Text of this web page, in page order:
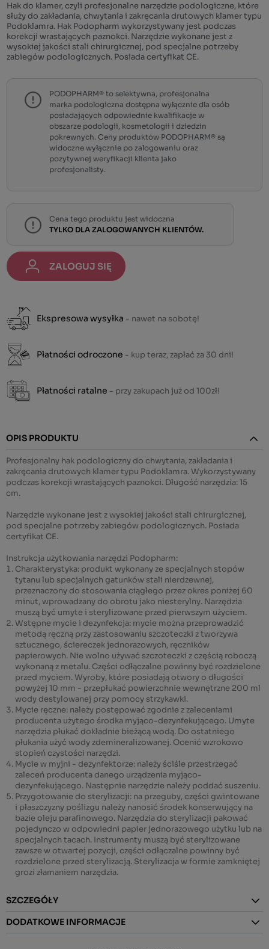
Hak do klamer, czyli profesjonalne narzędzie podologiczne, które
służy do zakładania, chwytania i zakręcania drutowych klamer typu
Podoklamra. Hak Podopharm wykorzystywany jest podczas
korekcji wrastających paznokci. Narzędzie wykonane jest z
wysokiej jakości stali chirurgicznej, pod specjalne potrzeby
zabiegów podologicznych. Posiada certyfikat CE.
PODOPHARM® to selektywna, profesjonalna
marka podologiczna dostępna wyłącznie dla osób
posiadających odpowiednie kwalifikacje w
obszarze podologii, kosmetologii i dziedzin
pokrewnych. Ceny produktów PODOPHARM® są
widoczne wyłącznie po zalogowaniu oraz
pozytywnej weryfikacji klienta jako
profesjonalisty.
Cena tego produktu jest widoczna
TYLKO DLA ZALOGOWANYCH KLIENTÓW.
ZALOGUJ SIĘ
Ekspresowa wysyłka - nawet na sobotę!
Płatności odroczone - kup teraz, zapłać za 30 dni!
Płatności ratalne - przy zakupach już od 100zł!
OPIS PRODUKTU
Profesjonalny hak podologiczny do chwytania, zakładania i
zakręcania drutowych klamer typu Podoklamra. Wykorzystywany
podczas korekcji wrastających paznokci. Długość narzędzia: 15
cm.
Narzędzie wykonane jest z wysokiej jakości stali chirurgicznej,
pod specjalne potrzeby zabiegów podologicznych. Posiada
certyfikat CE.
Instrukcja użytkowania narzędzi Podopharm:
Charakterystyka: produkt wykonany ze specjalnych stopów
tytanu lub specjalnych gatunków stali nierdzewnej,
przeznaczony do stosowania ciągłego przez okres poniżej 60
minut, wprowadzany do obrotu jako niesterylny. Narzędzia
muszą być umyte i sterylizowane przed pierwszym użyciem.
Wstępne mycie i dezynfekcja: mycie można przeprowadzić
metodą ręczną przy zastosowaniu szczoteczki z tworzywa
sztucznego, ściereczek jednorazowych, ręczników
papierowych. Nie wolno używać szczoteczki z częścią roboczą
wykonaną z metalu. Części odłączalne powinny być rozdzielone
przed myciem. Wyroby, które posiadają otwory o długości
powyżej 10 mm - przepłukać powierzchnie wewnętrzne 200 ml
wody destylowanej przy pomocy strzykawki.
Mycie ręczne: należy postępować zgodnie z zaleceniami
producenta użytego środka myjąco-dezynfekującego. Umyte
narzędzia płukać dokładnie bieżącą wodą. Do ostatniego
płukania użyć wody zdemineralizowanej. Ocenić wzrokowo
stopień czystości narzędzi.
Mycie w myjni - dezynfektorze: należy ściśle przestrzegać
zaleceń producenta danego urządzenia myjąco-
dezynfekującego. Następnie narzędzie należy poddać suszeniu.
Przygotowanie do sterylizacji: na przeguby, części gwintowane
i płaszczyzny poślizgu należy nanosić środek konserwujący na
bazie oleju parafinowego. Narzędzia do sterylizacji pakować
pojedynczo w odpowiedni papier jednorazowego użytku lub na
specjalnych tacach. Instrumenty muszą być sterylizowane
zawsze w otwartej pozycji, części odłączalne powinny być
rozdzielone przed sterylizacją. Sterylizacja w formie zamkniętej
grozi złamaniem narzędzia.
SZCZEGÓŁY
DODATKOWE INFORMACJE